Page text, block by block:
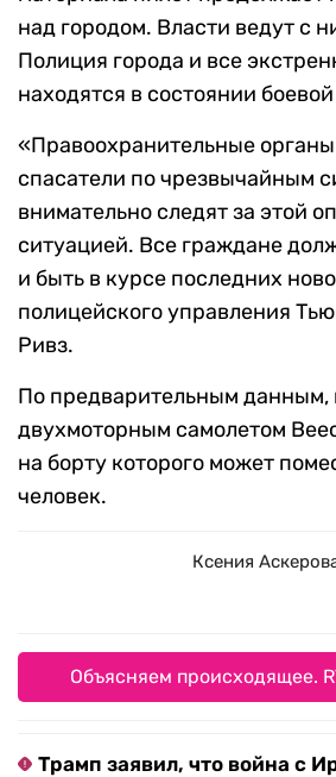
над городом. Власти ведут с
Полиция города и все
находятся в состоянии
«Правоохранительные
спасатели по чрезвычайным
внимательно следят за этой
ситуацией. Все граждане
и быть в курсе последних
полицейского управления
Ривз.
По предварительным данным,
двухмоторным самолетом
на борту которого может
человек.
Ксения
Объясняем происходящее.
Трамп заявил, что война с